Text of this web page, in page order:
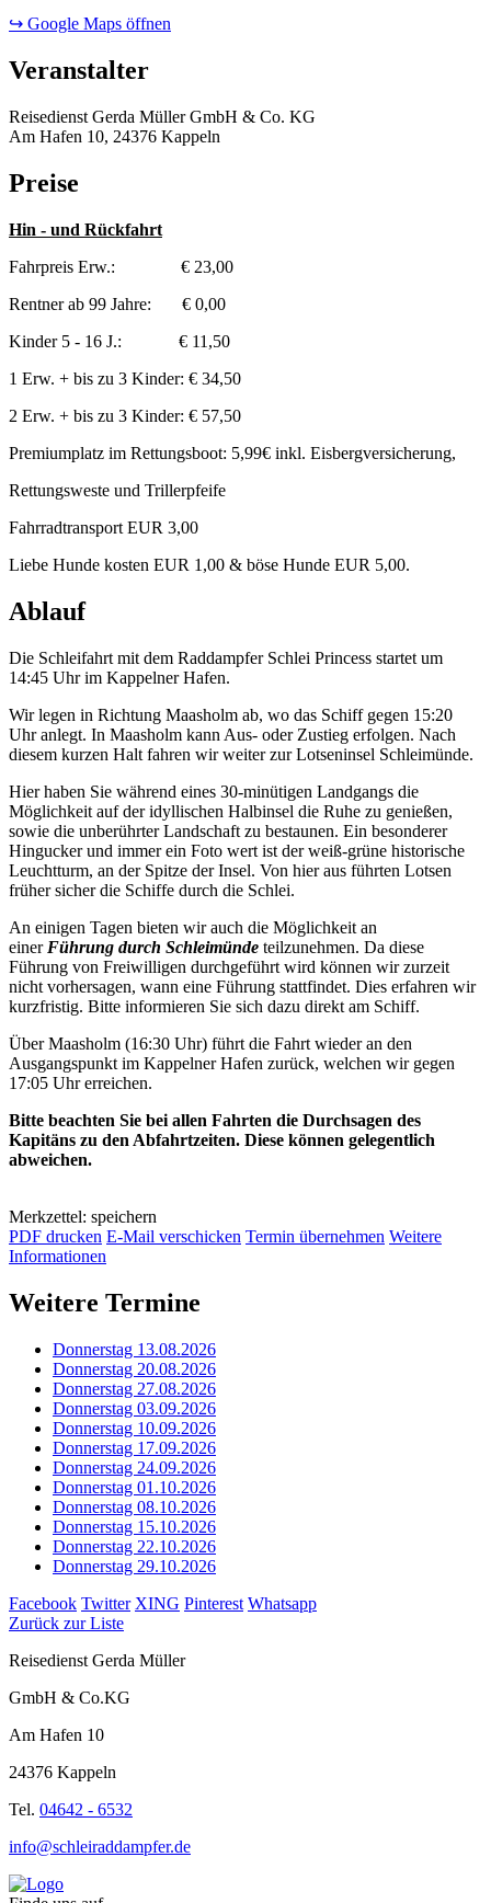
↪ Google Maps öffnen
Veranstalter
Reisedienst Gerda Müller GmbH & Co. KG
Am Hafen 10, 24376 Kappeln
Preise
Hin - und Rückfahrt
Fahrpreis Erw.: € 23,00
Rentner ab 99 Jahre: € 0,00
Kinder 5 - 16 J.: € 11,50
1 Erw. + bis zu 3 Kinder: € 34,50
2 Erw. + bis zu 3 Kinder: € 57,50
Premiumplatz im Rettungsboot: 5,99€ inkl. Eisbergversicherung,
Rettungsweste und Trillerpfeife
Fahrradtransport EUR 3,00
Liebe Hunde kosten EUR 1,00 & böse Hunde EUR 5,00.
Ablauf
Die Schleifahrt mit dem Raddampfer Schlei Princess startet um
14:45 Uhr im Kappelner Hafen.
Wir legen in Richtung Maasholm ab, wo das Schiff gegen 15:20
Uhr anlegt. In Maasholm kann Aus- oder Zustieg erfolgen. Nach
diesem kurzen Halt fahren wir weiter zur Lotseninsel Schleimünde.
Hier haben Sie während eines 30-minütigen Landgangs die
Möglichkeit auf der idyllischen Halbinsel die Ruhe zu genießen,
sowie die unberührter Landschaft zu bestaunen. Ein besonderer
Hingucker und immer ein Foto wert ist der weiß-grüne historische
Leuchtturm, an der Spitze der Insel. Von hier aus führten Lotsen
früher sicher die Schiffe durch die Schlei.
An einigen Tagen bieten wir auch die Möglichkeit an
einer Führung durch Schleimünde teilzunehmen. Da diese
Führung von Freiwilligen durchgeführt wird können wir zurzeit
nicht vorhersagen, wann eine Führung stattfindet. Dies erfahren wir
kurzfristig. Bitte informieren Sie sich dazu direkt am Schiff.
Über Maasholm (16:30 Uhr) führt die Fahrt wieder an den
Ausgangspunkt im Kappelner Hafen zurück, welchen wir gegen
17:05 Uhr erreichen.
Bitte beachten Sie bei allen Fahrten die Durchsagen des
Kapitäns zu den Abfahrtzeiten. Diese können gelegentlich
abweichen.
Merkzettel: speichern
PDF drucken E-Mail verschicken Termin übernehmen Weitere
Informationen
Weitere Termine
Donnerstag 13.08.2026
Donnerstag 20.08.2026
Donnerstag 27.08.2026
Donnerstag 03.09.2026
Donnerstag 10.09.2026
Donnerstag 17.09.2026
Donnerstag 24.09.2026
Donnerstag 01.10.2026
Donnerstag 08.10.2026
Donnerstag 15.10.2026
Donnerstag 22.10.2026
Donnerstag 29.10.2026
Facebook Twitter XING Pinterest Whatsapp
Zurück zur Liste
Reisedienst Gerda Müller
GmbH & Co.KG
Am Hafen 10
24376 Kappeln
Tel. 04642 - 6532
info@schleiraddampfer.de